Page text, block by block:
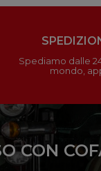
Spediamo dalle
mondo,
CON